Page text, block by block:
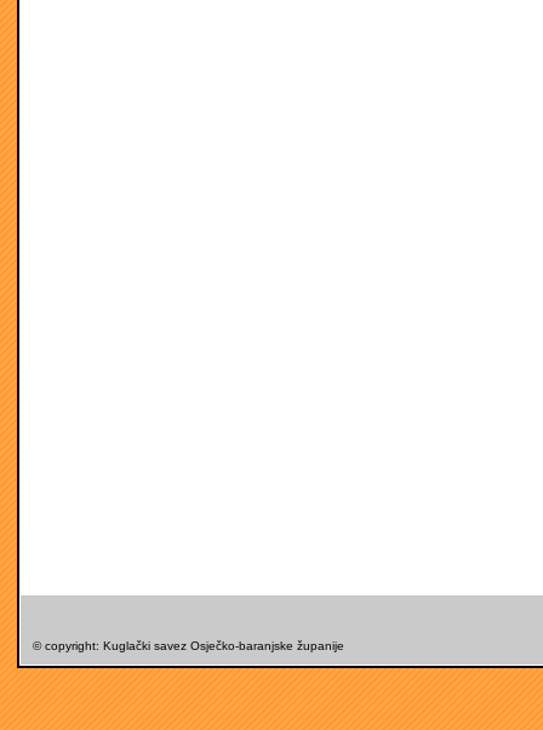
© copyright: Kuglački savez Osječko-baranjske županije